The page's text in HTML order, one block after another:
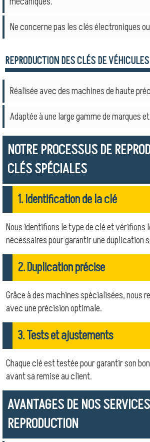
Ne concerne pas les clés électroniques
REPRODUCTION DES CLÉS DE
Réalisée avec des machines de haute
Adaptée à une large gamme de marques
NOTRE PROCESSUS DE
CLÉS SPÉCIALES
1. Identification de la clé
Nous identifions le type de clé et vérifions
nécessaires pour garantir une duplication
2. Duplication précise
Grâce à des machines spécialisées, nous
avec une précision optimale.
3. Tests et ajustements
Chaque clé est testée pour garantir son
avant sa remise au client.
AVANTAGES DE NOS
REPRODUCTION